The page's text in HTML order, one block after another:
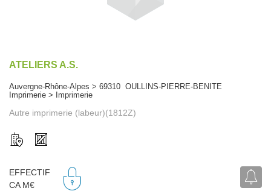
ATELIERS A.S.
Auvergne-Rhône-Alpes > 69310 OULLINS-PIERRE-BENITE
Imprimerie > Imprimerie
Autre imprimerie (labeur)(1812Z)
EFFECTIF
CA M€